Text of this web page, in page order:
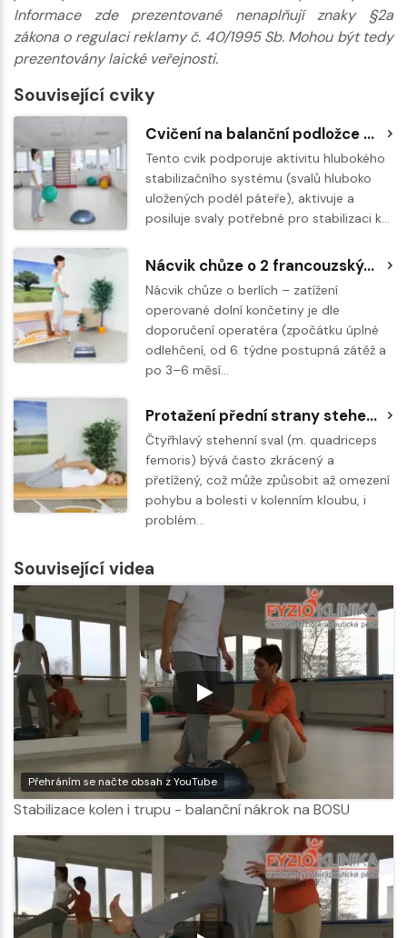
Informace zde prezentované nenaplňují znaky §2a
zákona o regulaci reklamy č. 40/1995 Sb. Mohou být tedy
prezentovány laické veřejnosti.
Související cviky
Cvičení na balanční podložce BOSU - výpad
Tento cvik podporuje aktivitu hlubokého
stabilizačního systému (svalů hluboko
uložených podél páteře), aktivuje a
posiluje svaly potřebné pro stabilizaci k…
Nácvik chůze o 2 francouzských nebo podpažních berlích – chůze ze schodů
Nácvik chůze o berlích – zatížení
operované dolní končetiny je dle
doporučení operatéra (zpočátku úplné
odlehčení, od 6. týdne postupná zátěž a
po 3–6 měsí…
Protažení přední strany stehen vleže na břiše
Čtyřhlavý stehenní sval (m. quadriceps
femoris) bývá často zkrácený a
přetížený, což může způsobit až omezení
pohybu a bolesti v kolenním kloubu, i
problém…
Související videa
Přehráním se načte obsah z YouTube
Stabilizace kolen i trupu - balanční nákrok na BOSU